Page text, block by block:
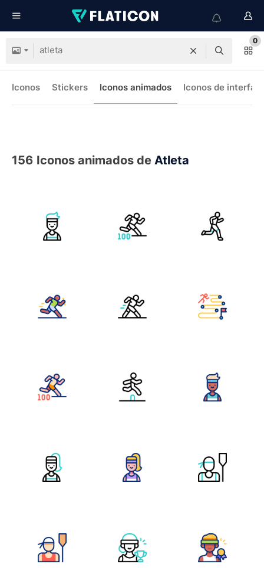
0
Iconos Stickers Iconos animados Iconos de interfaz
156 Iconos animados de Atleta